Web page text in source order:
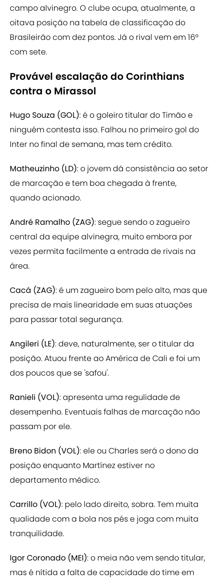
campo alvinegro. O clube ocupa, atualmente, a
oitava posição na tabela de classificação do
Brasileirão com dez pontos. Já o rival vem em 16º
com sete.
Provável escalação do Corinthians
contra o Mirassol
Hugo Souza (GOL): é o goleiro titular do Timão e
ninguém contesta isso. Falhou no primeiro gol do
Inter no final de semana, mas tem crédito.
Matheuzinho (LD): o jovem dá consistência ao setor
de marcação e tem boa chegada à frente,
quando acionado.
André Ramalho (ZAG): segue sendo o zagueiro
central da equipe alvinegra, muito embora por
vezes permita facilmente a entrada de rivais na
área.
Cacá (ZAG): é um zagueiro bom pelo alto, mas que
precisa de mais linearidade em suas atuações
para passar total segurança.
Angileri (LE): deve, naturalmente, ser o titular da
posição. Atuou frente ao América de Cali e foi um
dos poucos que se 'safou'.
Ranieli (VOL): apresenta uma regulidade de
desempenho. Eventuais falhas de marcação não
passam por ele.
Breno Bidon (VOL): ele ou Charles será o dono da
posição enquanto Martínez estiver no
departamento médico.
Carrillo (VOL): pelo lado direito, sobra. Tem muita
qualidade com a bola nos pés e joga com muita
tranquilidade.
Igor Coronado (MEI): o meia não vem sendo titular,
mas é nítida a falta de capacidade do time em